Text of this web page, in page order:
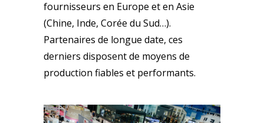
fournisseurs en Europe et en Asie
(Chine, Inde, Corée du Sud…).
Partenaires de longue date, ces
derniers disposent de moyens de
production fiables et performants.